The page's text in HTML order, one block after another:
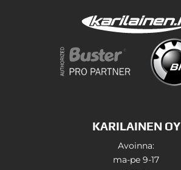
KARILAINEN OY
Avoinna:
ma-pe 9-17